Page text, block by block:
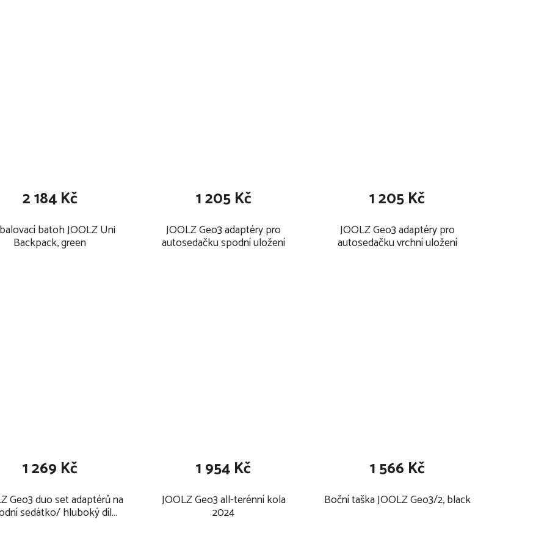
batoh JOOLZ Uni
Backpack, green
2 184 Kč
JOOLZ Geo3 adaptéry pro
autosedačku spodní uložení
1 205 Kč
JOOLZ Geo3 adaptéry pro
autosedačku vrchní uložení
1 205 Kč
Geo3 duo set adaptérů na
sedátko/ hluboký díl
1 269 Kč
JOOLZ Geo3 all-terénní kola
2024
1 954 Kč
Boční taška JOOLZ Geo3/2, black
1 566 Kč